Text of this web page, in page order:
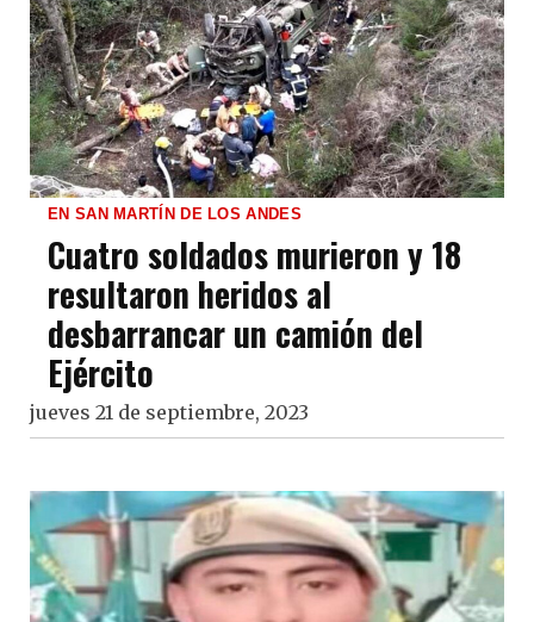
EN SAN MARTÍN DE LOS ANDES
Cuatro soldados murieron y 18
resultaron heridos al
desbarrancar un camión del
Ejército
jueves 21 de septiembre, 2023